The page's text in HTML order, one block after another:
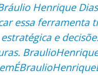
Henrique
essa ferramenta
estratégica e